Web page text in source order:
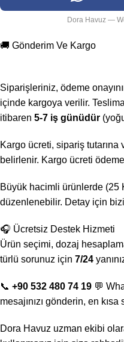
Dora Havuz —
🚚 Gönderim Ve Kargo
Siparişleriniz, ödeme
içinde kargoya verilir.
itibaren 5-7 iş günüdür
Kargo ücreti, sipariş
belirlenir. Kargo ücreti
Büyük hacimli ürünlerde (25
düzenlenebilir. Detay için
🎧 Ücretsiz Destek Hizmeti
Ürün seçimi, dozaj
türlü sorunuz için 7/24
📞 +90 532 480 74 19 💬
mesajınızı gönderin, en
Dora Havuz uzman ekibi